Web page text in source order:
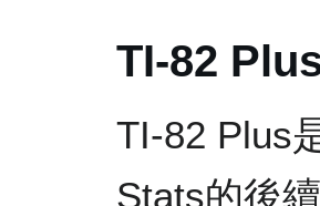
TI-82
TI-82 Plus
Stats的後